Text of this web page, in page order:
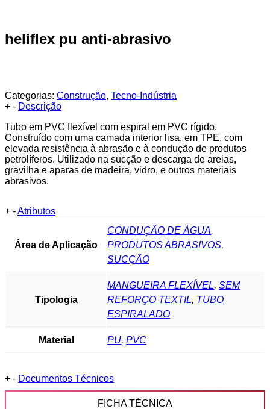
heliflex pu anti-abrasivo
Categorias: Construção, Tecno-Indústria
+ - Descrição
Tubo em PVC flexível com espiral em PVC rígido.
Construído com uma camada interior lisa, em TPE, com
elevada resistência à abrasão e à condução de produtos
petrolíferos. Utilizado na sucção e descarga de areias,
gravilha e aparas de madeira, vidro, e outros materiais
abrasivos.
+ -Atributos
Área de Aplicação
CONDUÇÃO DE ÁGUA,
PRODUTOS ABRASIVOS,
SUCÇÃO
Tipologia
MANGUEIRA FLEXÍVEL, SEM
REFORÇO TEXTIL, TUBO
ESPIRALADO
Material PU, PVC
+ - Documentos Técnicos
FICHA TÉCNICA